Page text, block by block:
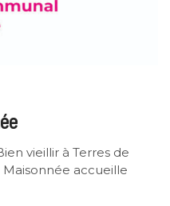
vieillir à Terres de
Maisonnée accueille